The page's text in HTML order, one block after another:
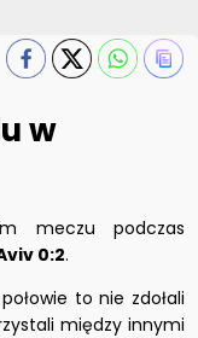
w
meczu podczas
0:2.
to nie zdołali
między innymi